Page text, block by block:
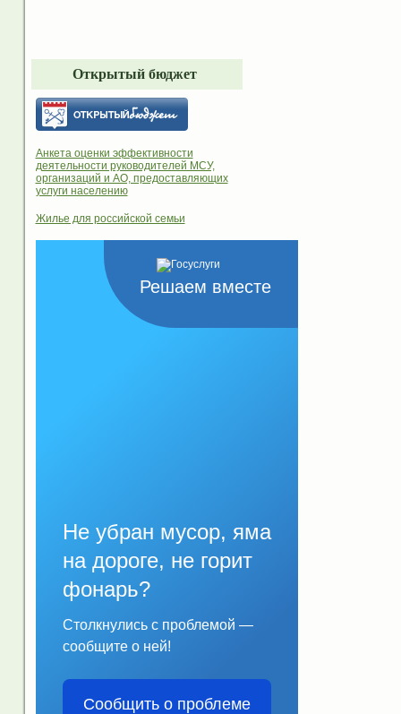
Открытый бюджет
Анкета оценки эффективности
деятельности руководителей МСУ,
организаций и АО, предоставляющих
услуги населению
Жилье для российской семьи
Решаем вместе
Не убран мусор, яма
на дороге, не горит
фонарь?
Столкнулись с проблемой —
сообщите о ней!
Сообщить о проблеме